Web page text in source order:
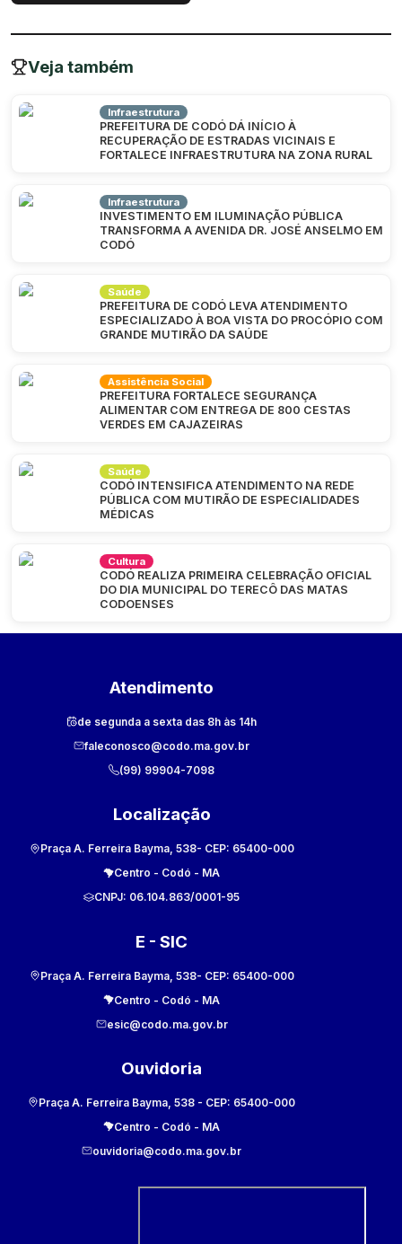
Veja também
Infraestrutura
PREFEITURA DE CODÓ DÁ INÍCIO À
RECUPERAÇÃO DE ESTRADAS VICINAIS E
FORTALECE INFRAESTRUTURA NA ZONA RURAL
Infraestrutura
INVESTIMENTO EM ILUMINAÇÃO PÚBLICA
TRANSFORMA A AVENIDA DR. JOSÉ ANSELMO EM
CODÓ
Saúde
PREFEITURA DE CODÓ LEVA ATENDIMENTO
ESPECIALIZADO À BOA VISTA DO PROCÓPIO COM
GRANDE MUTIRÃO DA SAÚDE
Assistência Social
PREFEITURA FORTALECE SEGURANÇA
ALIMENTAR COM ENTREGA DE 800 CESTAS
VERDES EM CAJAZEIRAS
Saúde
CODÓ INTENSIFICA ATENDIMENTO NA REDE
PÚBLICA COM MUTIRÃO DE ESPECIALIDADES
MÉDICAS
Cultura
CODÓ REALIZA PRIMEIRA CELEBRAÇÃO OFICIAL
DO DIA MUNICIPAL DO TERECÔ DAS MATAS
CODOENSES
Atendimento
de segunda a sexta das 8h às 14h
faleconosco@codo.ma.gov.br
(99) 99904-7098
Localização
Praça A. Ferreira Bayma, 538- CEP: 65400-000
Centro - Codó - MA
CNPJ: 06.104.863/0001-95
E - SIC
Praça A. Ferreira Bayma, 538- CEP: 65400-000
Centro - Codó - MA
esic@codo.ma.gov.br
Ouvidoria
Praça A. Ferreira Bayma, 538 - CEP: 65400-000
Centro - Codó - MA
ouvidoria@codo.ma.gov.br